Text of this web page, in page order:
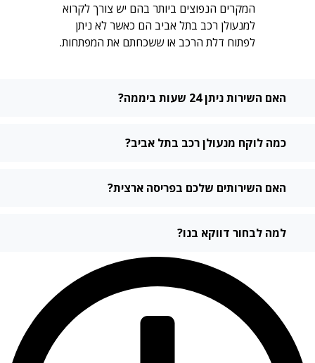
המקרים הנפוצים ביותר בהם יש צורך לקרוא
למנעולן רכב בתל אביב הם כאשר לא ניתן
לפתוח דלת הרכב או ששכחתם את המפתחות.
האם השירות ניתן 24 שעות ביממה?
כמה לוקח מנעולן רכב בתל אביב?
האם השירותים שלכם בפריסה ארצית?
למה לבחור דווקא בנו?